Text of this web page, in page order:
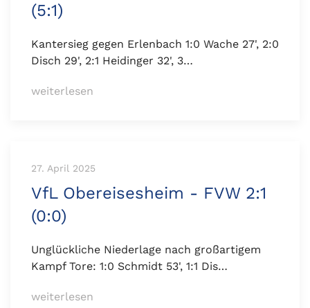
(5:1)
Kantersieg gegen Erlenbach 1:0 Wache 27', 2:0
Disch 29', 2:1 Heidinger 32', 3…
weiterlesen
27. April 2025
VfL Obereisesheim - FVW 2:1
(0:0)
Unglückliche Niederlage nach großartigem
Kampf Tore: 1:0 Schmidt 53', 1:1 Dis…
weiterlesen